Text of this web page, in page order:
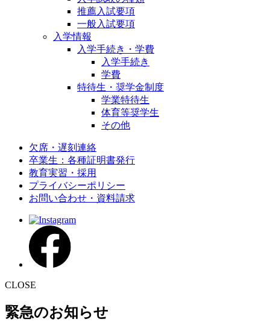
推薦入試要項
一般入試要項
入学情報
入学手続き・学費
入学手続き
学費
特待生・奨学金制度
学業特待生
体育等奨学生
その他
欠席・遅刻連絡
卒業生：各種証明書発行
教育実習・採用
プライバシーポリシー
お問い合わせ・資料請求
CLOSE
緊急のお知らせ